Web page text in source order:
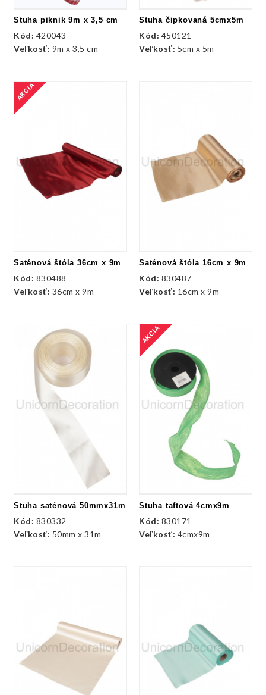
Stuha piknik 9m x 3,5 cm
Kód: 420043
Veľkosť: 9m x 3,5 cm
Stuha čipkovaná 5cmx5m
Kód: 450121
Veľkosť: 5cm x 5m
AKCIA
Saténová štóla 36cm x 9m
Kód: 830488
Veľkosť: 36cm x 9m
Saténová štóla 16cm x 9m
Kód: 830487
Veľkosť: 16cm x 9m
Stuha saténová 50mmx31m
Kód: 830332
Veľkosť: 50mm x 31m
AKCIA
Stuha taftová 4cmx9m
Kód: 830171
Veľkosť: 4cmx9m